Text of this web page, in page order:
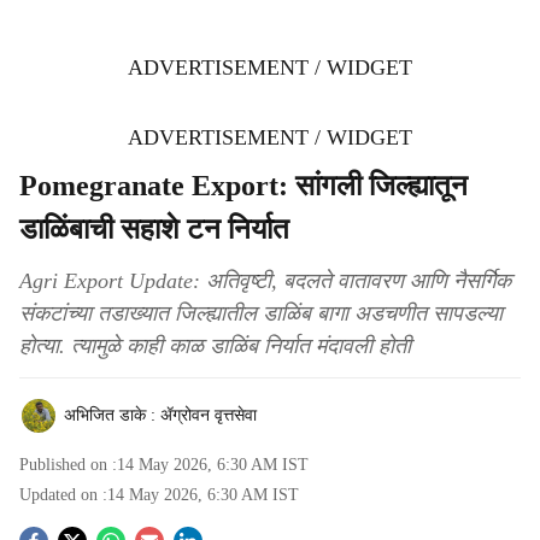
ADVERTISEMENT / WIDGET
ADVERTISEMENT / WIDGET
Pomegranate Export: सांगली जिल्ह्यातून
डाळिंबाची सहाशे टन निर्यात
Agri Export Update: अतिवृष्टी, बदलते वातावरण आणि नैसर्गिक
संकटांच्या तडाख्यात जिल्ह्यातील डाळिंब बागा अडचणीत सापडल्या
होत्या. त्यामुळे काही काळ डाळिंब निर्यात मंदावली होती
अभिजित डाके : ॲग्रोवन वृत्तसेवा
Published on :14 May 2026, 6:30 AM IST
Updated on :14 May 2026, 6:30 AM IST